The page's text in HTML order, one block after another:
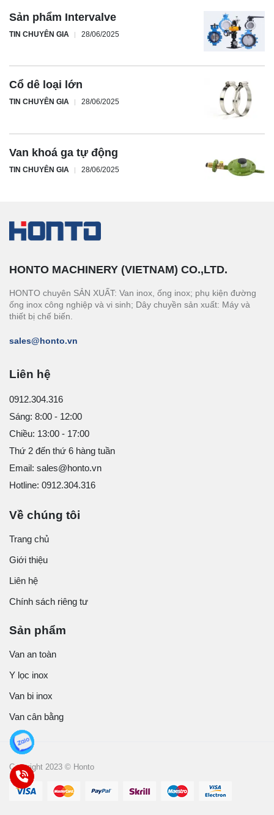
Sản phẩm Intervalve
TIN CHUYÊN GIA 28/06/2025
Cổ dê loại lớn
TIN CHUYÊN GIA 28/06/2025
Van khoá ga tự động
TIN CHUYÊN GIA 28/06/2025
HONTO MACHINERY (VIETNAM) CO.,LTD.
HONTO chuyên SẢN XUẤT: Van inox, ống inox; phụ kiện đường
ống inox công nghiệp và vi sinh; Dây chuyền sản xuất: Máy và
thiết bị chế biến.
sales@honto.vn
Liên hệ
0912.304.316
Sáng: 8:00 - 12:00
Chiều: 13:00 - 17:00
Thứ 2 đến thứ 6 hàng tuần
Email: sales@honto.vn
Hotline: 0912.304.316
Về chúng tôi
Trang chủ
Giới thiệu
Liên hệ
Chính sách riêng tư
Sản phẩm
Van an toàn
Y lọc inox
Van bi inox
Van cân bằng
Copyright 2023 © Honto